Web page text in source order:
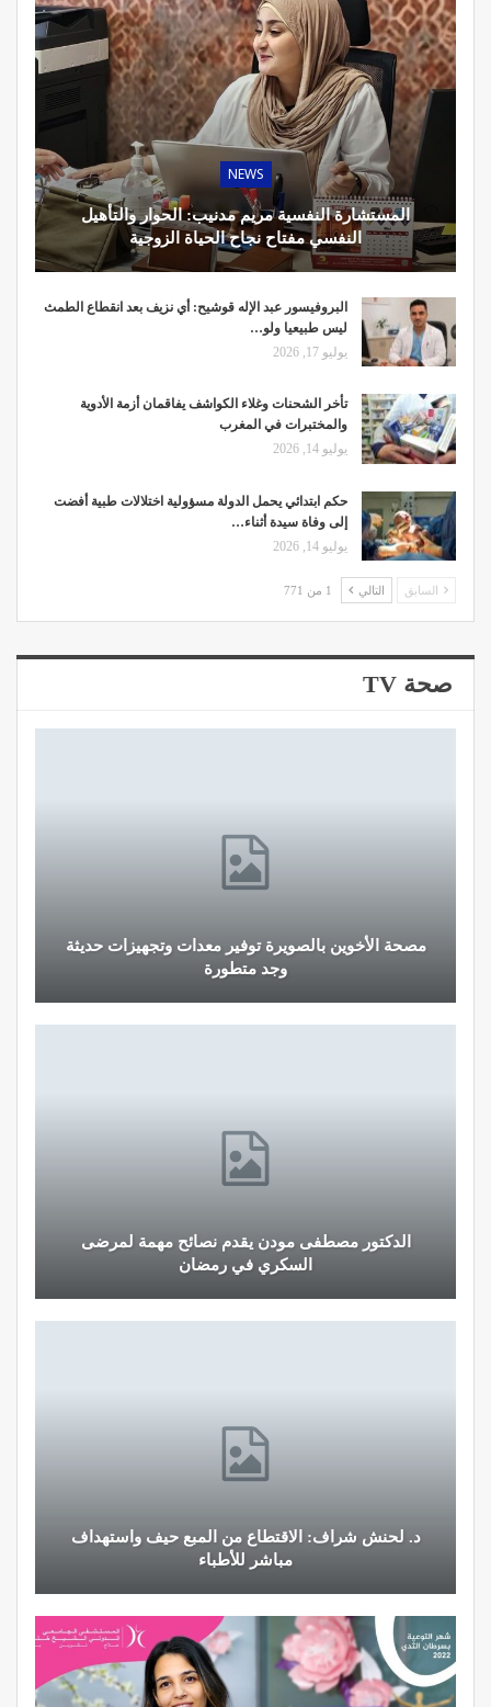
NEWS
المستشارة النفسية مريم مدنيب: الحوار والتأهيل
النفسي مفتاح نجاح الحياة الزوجية
البروفيسور عبد الإله قوشيح: أي نزيف بعد انقطاع الطمث
ليس طبيعيا ولو…
يوليو 17, 2026
تأخر الشحنات وغلاء الكواشف يفاقمان أزمة الأدوية
والمختبرات في المغرب
يوليو 14, 2026
حكم ابتدائي يحمل الدولة مسؤولية اختلالات طبية أفضت
إلى وفاة سيدة أثناء…
يوليو 14, 2026
السابق التالي 1 من 771
صحة TV
مصحة الأخوين بالصويرة توفير معدات وتجهيزات حديثة
وجد متطورة
الدكتور مصطفى مودن يقدم نصائح مهمة لمرضى
السكري في رمضان
د. لحنش شراف: الاقتطاع من المبع حيف واستهداف
مباشر للأطباء